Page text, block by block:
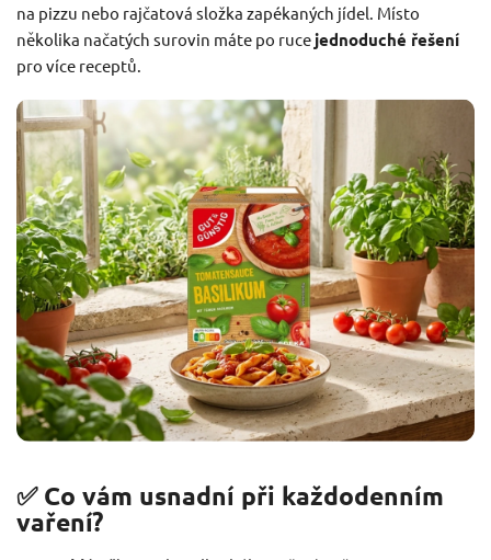
na pizzu nebo rajčatová složka zapékaných jídel. Místo
několika načatých surovin máte po rucejednoduché řešení
pro více receptů.
✅ Co vám usnadní při každodenním
vaření?